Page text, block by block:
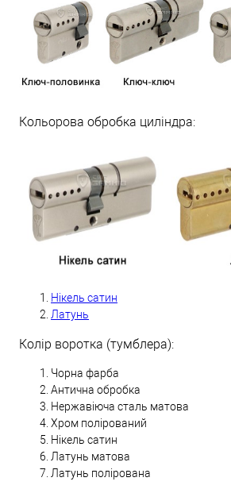
Кольорова обробка циліндра:
Нікель сатин
Латунь
Колір воротка (тумблера):
Чорна фарба
Антична обробка
Нержавіюча сталь матова
Хром полірований
Нікель сатин
Латунь матова
Латунь полірована